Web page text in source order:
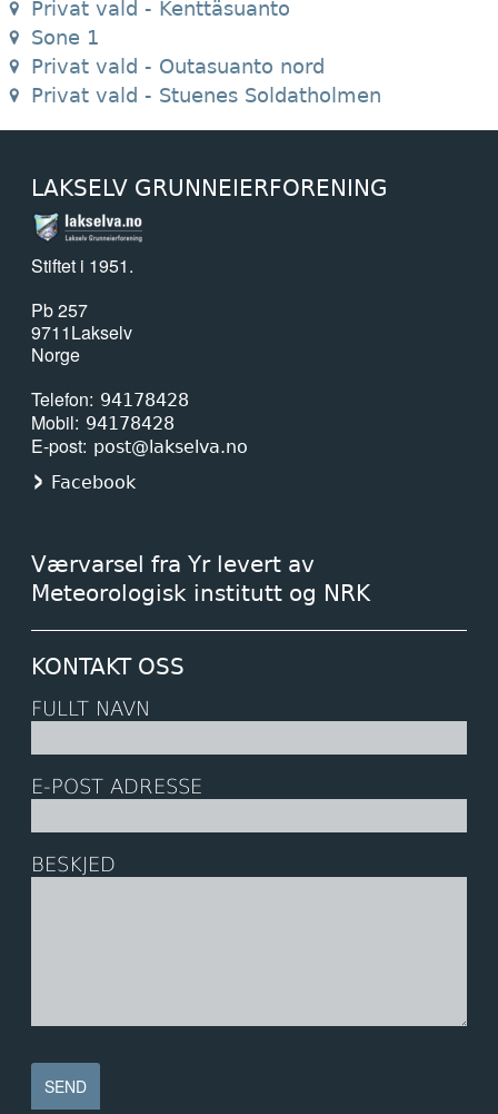
Privat vald - Kenttäsuanto
Sone 1
Privat vald - Outasuanto nord
Privat vald - Stuenes Soldatholmen
LAKSELV GRUNNEIERFORENING
Stiftet i 1951.
Pb 257
9711Lakselv
Norge
Telefon
94178428
Mobil 94178428
E-post post@lakselva.no
Facebook
Værvarsel fra Yr levert av
Meteorologisk institutt og NRK
KONTAKT OSS
FULLT NAVN
E-POST ADRESSE
BESKJED